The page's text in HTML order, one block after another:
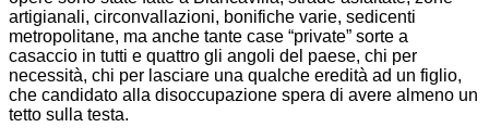
artigianali, circonvallazioni, bonifiche varie, sedicenti
metropolitane, ma anche tante case “private” sorte a
casaccio in tutti e quattro gli angoli del paese, chi per
necessità, chi per lasciare una qualche eredità ad un figlio,
che candidato alla disoccupazione spera di avere almeno un
tetto sulla testa.